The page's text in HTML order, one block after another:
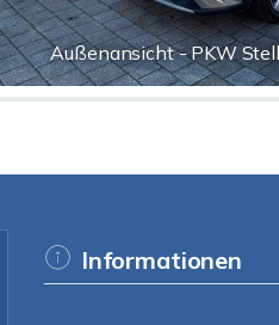
Außenansicht - PKW
Informationen